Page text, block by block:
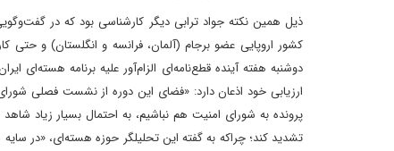
ذیل همین نکته جواد ترابی‌ دیگر کارشناسی بود که در
کشور اروپایی عضو‌ برجام (آلمان، فرانسه و انگلستان) و
دوشنبه هفته آینده قطع‌نامه‌ای الزام‌آور علیه برنامه هسته‌ای
ارزیابی خود اذعان دارد: «فضای این دوره از نشست فصلی
پرونده به شورای امنیت هم نباشیم، به احتمال بسیار زیاد‌
تشدید کند؛ چرا‌که به گفته این تحلیلگر حوزه هسته‌ای، «در